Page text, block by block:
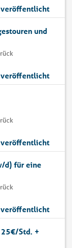
veröffentlicht
und
veröffentlicht
veröffentlicht
d) für eine
veröffentlicht
Std. +